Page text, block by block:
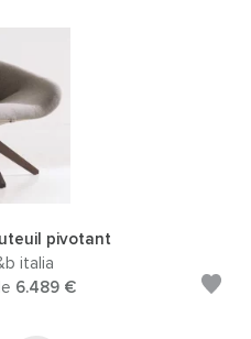
pivotant
italia
6.489 €